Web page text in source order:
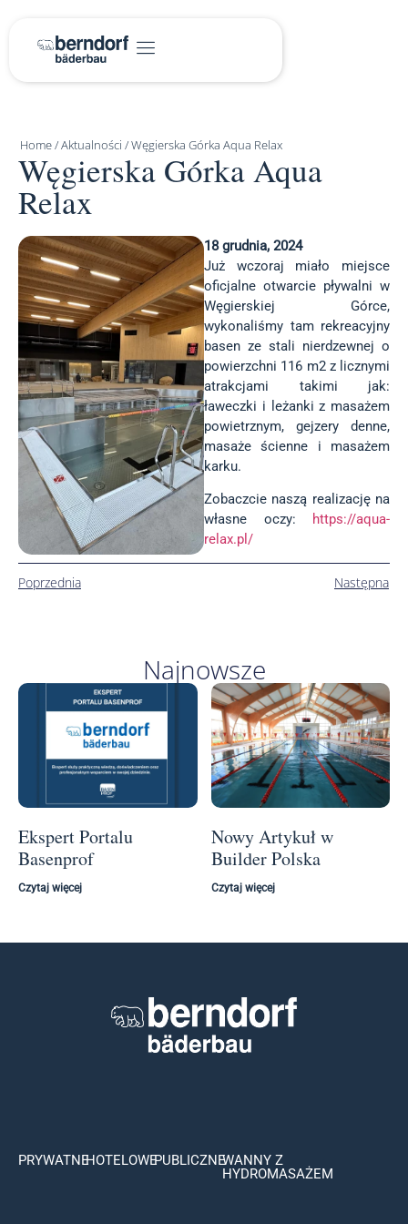
Home/Aktualności /Węgierska Górka Aqua Relax
Węgierska Górka Aqua
Relax
18 grudnia, 2024
Już wczoraj miało miejsce
oficjalne otwarcie pływalni w
Węgierskiej Górce,
wykonaliśmy tam rekreacyjny
basen ze stali nierdzewnej o
powierzchni 116 m2 z licznymi
atrakcjami takimi jak:
ławeczki i leżanki z masażem
powietrznym, gejzery denne,
masaże ścienne i masażem
karku.
Zobaczcie naszą realizację na
własne oczy:
https://aqua-
relax.pl/
Poprzednia Następna
Najnowsze
Ekspert Portalu
Basenprof
Czytaj więcej
Nowy Artykuł w
Builder Polska
Czytaj więcej
PRYWATNEHOTELOWEPUBLICZNEWANNY Z
HYDROMASAŻEM